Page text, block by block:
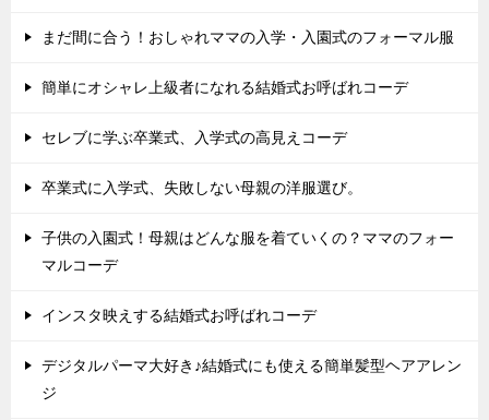
まだ間に合う！おしゃれママの入学・入園式のフォーマル服
簡単にオシャレ上級者になれる結婚式お呼ばれコーデ
セレブに学ぶ卒業式、入学式の高見えコーデ
卒業式に入学式、失敗しない母親の洋服選び。
子供の入園式！母親はどんな服を着ていくの？ママのフォー
マルコーデ
インスタ映えする結婚式お呼ばれコーデ
デジタルパーマ大好き♪結婚式にも使える簡単髪型ヘアアレン
ジ